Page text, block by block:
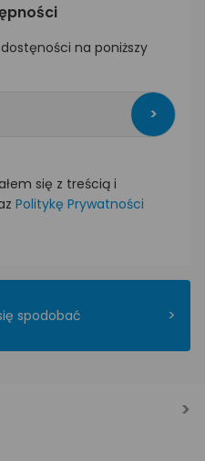
na poniższy
>
się z treścią i
Politykę Prywatności
spodobać >